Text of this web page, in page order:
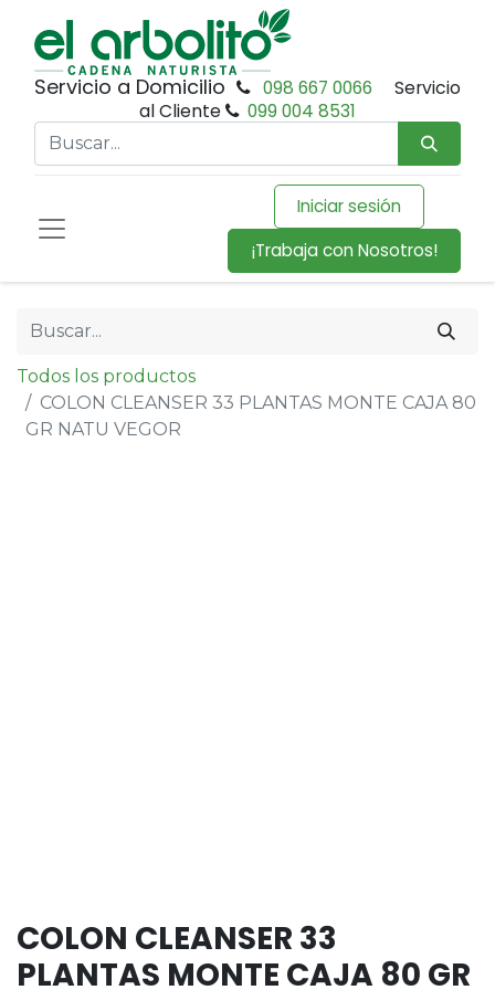
Servicio a Domicilio 098 667 0066
Servicio
al Cliente
099 004 8531
Iniciar sesión
¡Trabaja con Nosotros!
Todos los productos
COLON CLEANSER 33 PLANTAS MONTE CAJA 80
GR NATU VEGOR
COLON CLEANSER 33
PLANTAS MONTE CAJA 80 GR